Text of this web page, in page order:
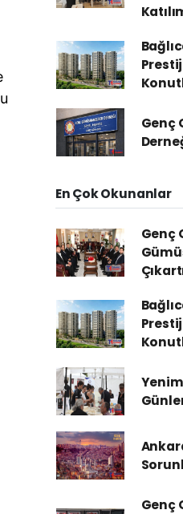
Genç
En Çok Okunanlar
Genç
Genç